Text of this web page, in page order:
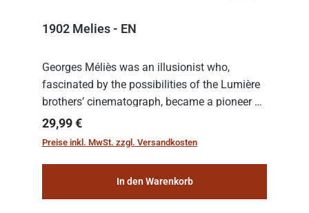
1902 Melies - EN
Georges Méliès was an illusionist who,
fascinated by the possibilities of the Lumière
brothers’ cinematograph, became a pioneer of
cinema. In 1902, he filmed his most famous
work: “Le Voyage dans la Lune” (“A Trip to...
Regulärer Preis:
29,99 €
Preise inkl. MwSt. zzgl. Versandkosten
In den Warenkorb